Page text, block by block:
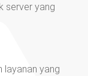
server yang
layanan yang